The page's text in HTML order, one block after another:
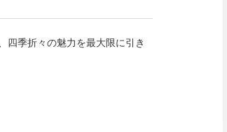
四季折々の魅力を最大限に引き